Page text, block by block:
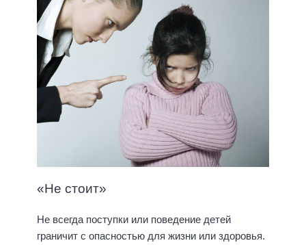
«Не стоит»
Не всегда поступки или поведение детей
граничит с опасностью для жизни или здоровья.